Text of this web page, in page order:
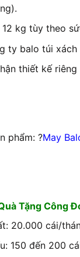
12 kg tùy theo
ty balo túi xách
thiết kế
phẩm: ?May
Tặng Công
20.000 cái/
150 đến 200